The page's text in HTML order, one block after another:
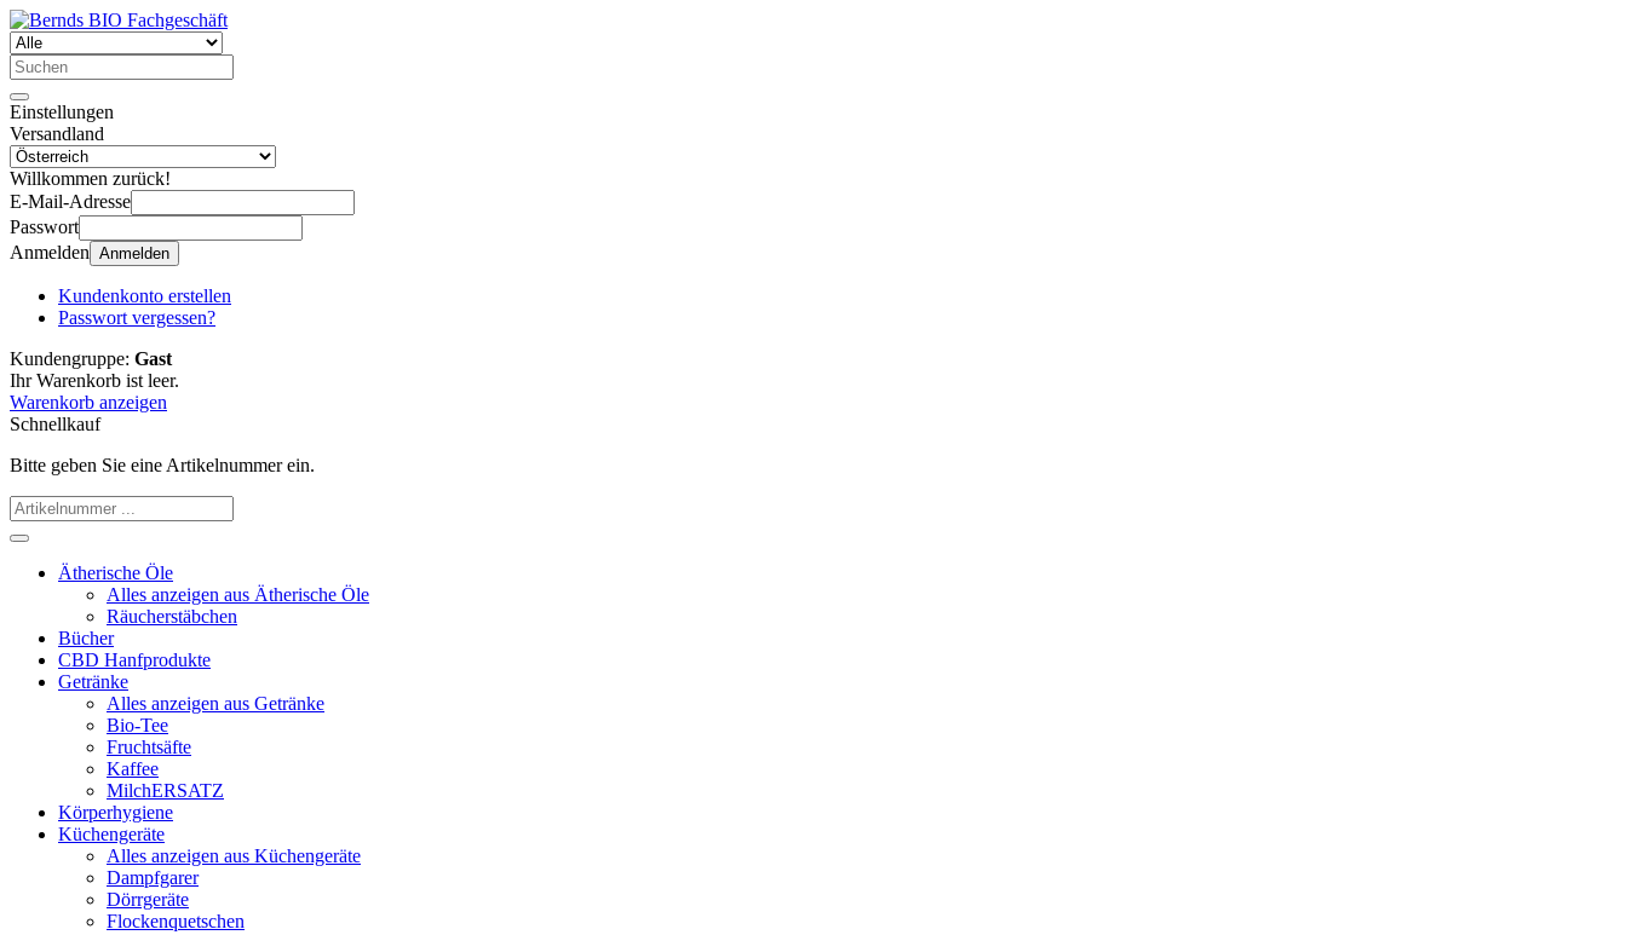
Einstellungen
Versandland
Willkommen zurück!
E-Mail-Adresse
Passwort
Anmelden Anmelden
Kundenkonto erstellen
Passwort vergessen?
Kundengruppe: Gast
Ihr Warenkorb ist leer.
Warenkorb anzeigen
Schnellkauf
Bitte geben Sie eine Artikelnummer ein.
Ätherische Öle
Alles anzeigen aus Ätherische Öle
Räucherstäbchen
Bücher
CBD Hanfprodukte
Getränke
Alles anzeigen aus Getränke
Bio-Tee
Fruchtsäfte
Kaffee
MilchERSATZ
Körperhygiene
Küchengeräte
Alles anzeigen aus Küchengeräte
Dampfgarer
Dörrgeräte
Flockenquetschen